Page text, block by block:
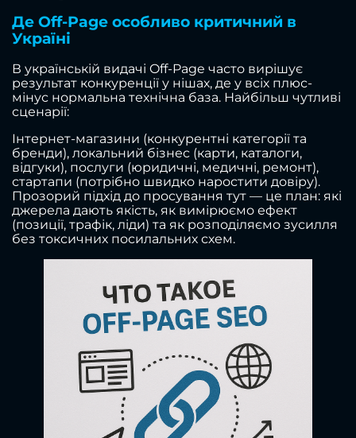
Де Off-Page особливо критичний в
Україні
В українській видачі Off-Page часто вирішує
результат конкуренції у нішах, де у всіх плюс-
мінус нормальна технічна база. Найбільш чутливі
сценарії:
Інтернет-магазини (конкурентні категорії та
бренди), локальний бізнес (карти, каталоги,
відгуки), послуги (юридичні, медичні, ремонт),
стартапи (потрібно швидко наростити довіру).
Прозорий підхід до просування тут — це план: які
джерела дають якість, як вимірюємо ефект
(позиції, трафік, ліди) та як розподіляємо зусилля
без токсичних посилальних схем.